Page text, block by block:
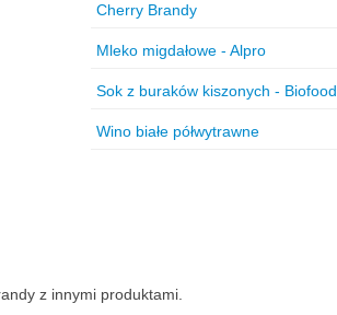
Cherry Brandy
Mleko migdałowe - Alpro
Sok z buraków kiszonych - Biofood
Wino białe półwytrawne
z innymi produktami.